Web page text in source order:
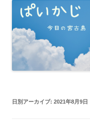
日別アーカイブ: 2021年8月9日